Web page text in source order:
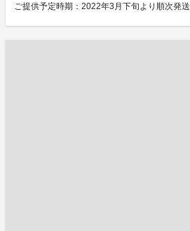
ご提供予定時期：2022年3月下旬より順次発送